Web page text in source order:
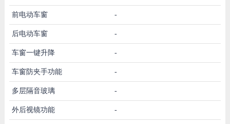
前电动车窗 -
后电动车窗 -
车窗一键升降 -
车窗防夹手功能 -
多层隔音玻璃 -
外后视镜功能 -